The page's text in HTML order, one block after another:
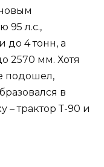
95 л.с.,
до 4 тонн, а
2570 мм. Хотя
подошел,
в
– трактор Т-90 и